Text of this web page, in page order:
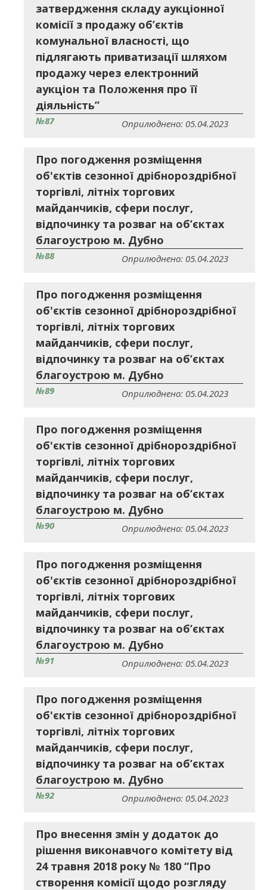
затвердження складу аукціонної
комісії з продажу об’єктів
комунальної власності, що
підлягають приватизації шляхом
продажу через електронний
аукціон та Положення про її
діяльність”
№87 Оприлюднено: 05.04.2023
Про погодження розміщення
об'єктів сезонної дрібнороздрібної
торгівлі, літніх торгових
майданчиків, сфери послуг,
відпочинку та розваг на об’єктах
благоустрою м. Дубно
№88 Оприлюднено: 05.04.2023
Про погодження розміщення
об'єктів сезонної дрібнороздрібної
торгівлі, літніх торгових
майданчиків, сфери послуг,
відпочинку та розваг на об’єктах
благоустрою м. Дубно
№89 Оприлюднено: 05.04.2023
Про погодження розміщення
об'єктів сезонної дрібнороздрібної
торгівлі, літніх торгових
майданчиків, сфери послуг,
відпочинку та розваг на об’єктах
благоустрою м. Дубно
№90 Оприлюднено: 05.04.2023
Про погодження розміщення
об'єктів сезонної дрібнороздрібної
торгівлі, літніх торгових
майданчиків, сфери послуг,
відпочинку та розваг на об’єктах
благоустрою м. Дубно
№91 Оприлюднено: 05.04.2023
Про погодження розміщення
об'єктів сезонної дрібнороздрібної
торгівлі, літніх торгових
майданчиків, сфери послуг,
відпочинку та розваг на об’єктах
благоустрою м. Дубно
№92 Оприлюднено: 05.04.2023
Про внесення змін у додаток до
рішення виконавчого комітету від
24 травня 2018 року № 180 “Про
створення комісії щодо розгляду